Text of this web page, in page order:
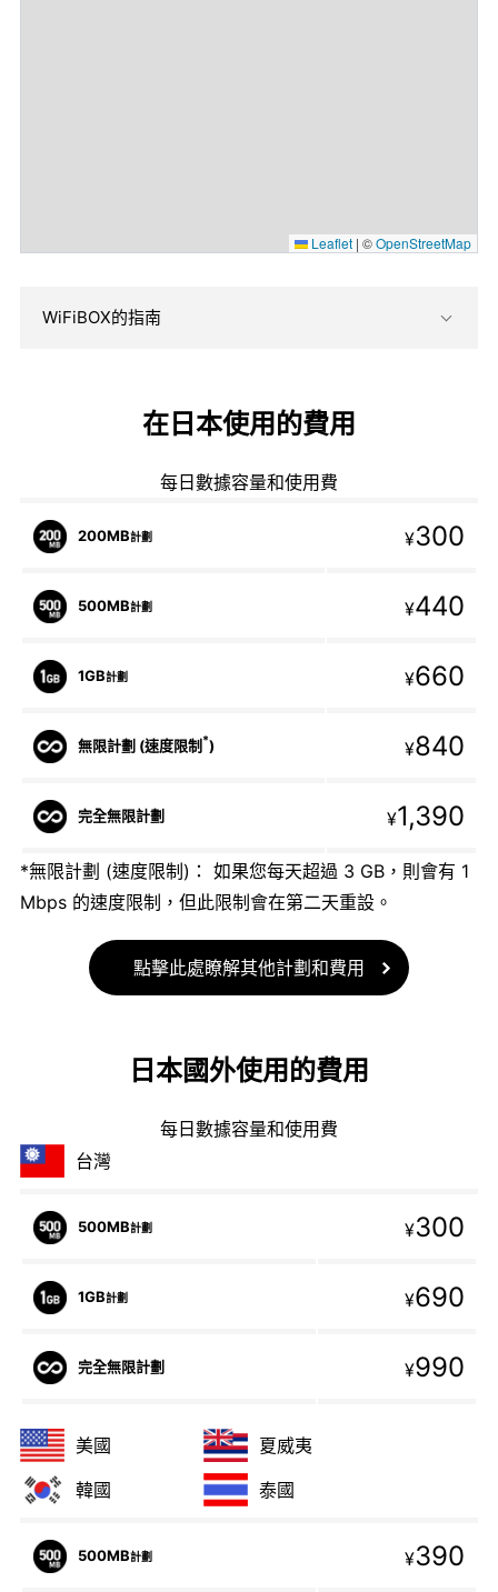
Leaflet | ©OpenStreetMap
WiFiBOX的指南
在日本使用的費用
每日數據容量和使用費
200MB計劃 ¥300
500MB計劃 ¥440
1GB計劃 ¥660
無限計劃 (速度限制 *) ¥840
完全無限計劃 ¥1,390
*無限計劃 (速度限制)： 如果您每天超過 3 GB，則會有 1
Mbps 的速度限制，但此限制會在第二天重設。
點擊此處瞭解其他計劃和費用
日本國外使用的費用
每日數據容量和使用費
台灣
500MB計劃 ¥300
1GB計劃 ¥690
完全無限計劃 ¥990
美國
夏威夷
韓國
泰國
500MB計劃 ¥390